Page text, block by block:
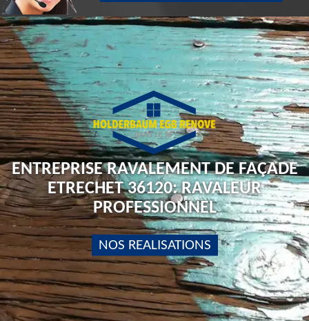
ENTREPRISE RAVALEMENT DE FAÇADE
ETRECHET 36120: RAVALEUR
PROFESSIONNEL
NOS REALISATIONS